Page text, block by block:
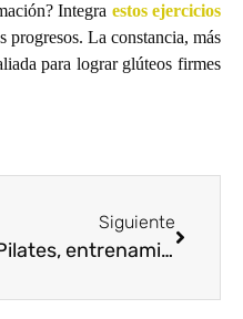
Integra estos ejercicios
progresos. La constancia, más
para lograr glúteos firmes
Siguiente
Pilates, entrenamiento de fuerza y flexibilidad